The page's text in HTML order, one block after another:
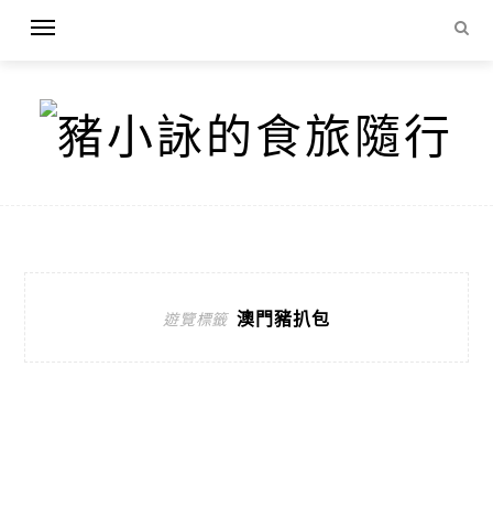
遊覽標籤 澳門豬扒包